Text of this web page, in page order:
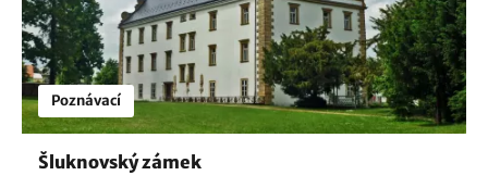
Poznávací
Šluknovský zámek